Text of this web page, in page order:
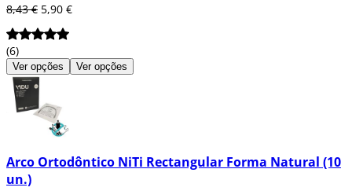
8,43 € 5,90 €
(6)
Ver opções Ver opções
Arco Ortodôntico NiTi Rectangular Forma Natural (10
un.)